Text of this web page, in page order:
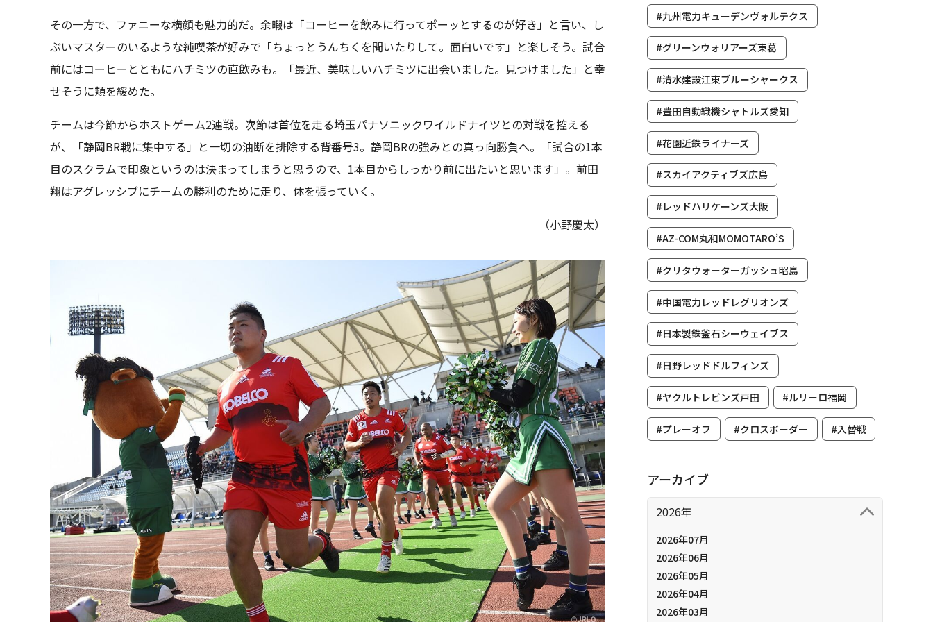
その一方で、ファニーな横顔も魅力的だ。余暇は「コーヒーを飲みに行ってポーッとするのが好き」と言い、し
ぶいマスターのいるような純喫茶が好みで「ちょっとうんちくを聞いたりして。面白いです」と楽しそう。試合
前にはコーヒーとともにハチミツの直飲みも。「最近、美味しいハチミツに出会いました。見つけました」と幸
せそうに頬を緩めた。
チームは今節からホストゲーム2連戦。次節は首位を走る埼玉パナソニックワイルドナイツとの対戦を控える
が、「静岡BR戦に集中する」と一切の油断を排除する背番号3。静岡BRの強みとの真っ向勝負へ。「試合の1本
目のスクラムで印象というのは決まってしまうと思うので、1本目からしっかり前に出たいと思います」。前田
翔はアグレッシブにチームの勝利のために走り、体を張っていく。
（小野慶太）
#九州電力キューデンヴォルテクス
#グリーンウォリアーズ東葛
#清水建設江東ブルーシャークス
#豊田自動織機シャトルズ愛知
#花園近鉄ライナーズ
#スカイアクティブズ広島
#レッドハリケーンズ大阪
#AZ-COM丸和MOMOTARO’S
#クリタウォーターガッシュ昭島
#中国電力レッドレグリオンズ
#日本製鉄釜石シーウェイブス
#日野レッドドルフィンズ
#ヤクルトレビンズ戸田 #ルリーロ福岡
#プレーオフ #クロスボーダー #入替戦
アーカイブ
2026年
2026年07月
2026年06月
2026年05月
2026年04月
2026年03月